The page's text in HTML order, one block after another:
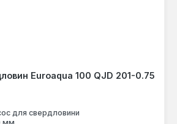
Euroaqua 100 QJD 201-0.75
для свердловини